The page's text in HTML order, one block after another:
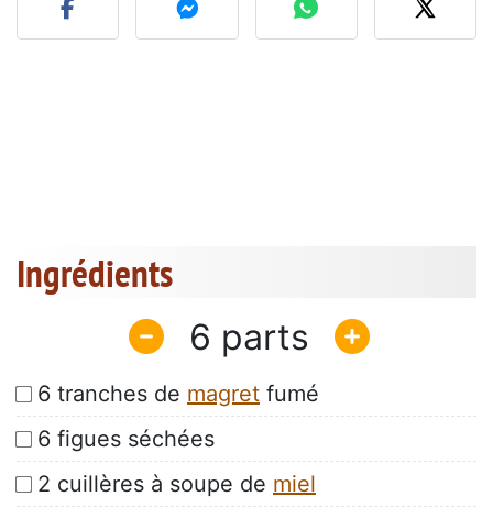
Ingrédients
6
6 tranches de magret fumé
6 figues séchées
2 cuillères à soupe de miel